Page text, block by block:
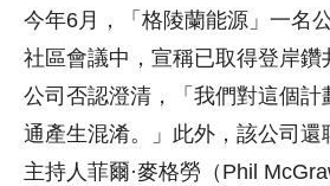
今年6月，「格陵蘭能源」一名
社區會議中，宣稱已取得登岸鑽
公司否認澄清，「我們對這個計
通產生混淆。」此外，該公司還
主持人菲爾·麥格勞（Phil